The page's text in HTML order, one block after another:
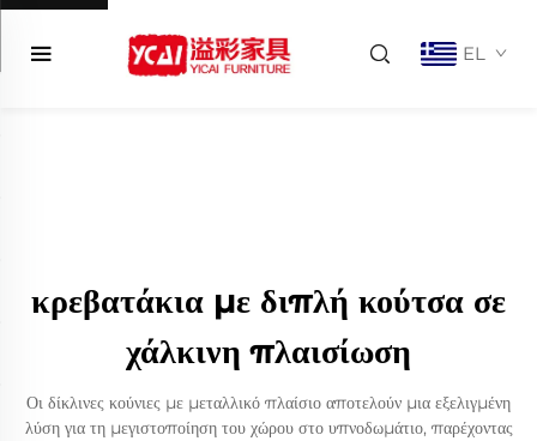
EL
κρεβατάκια με διπλή κούτσα σε
χάλκινη πλαισίωση
Οι δίκλινες κούνιες με μεταλλικό πλαίσιο αποτελούν μια εξελιγμένη
λύση για τη μεγιστοποίηση του χώρου στο υπνοδωμάτιο, παρέχοντας